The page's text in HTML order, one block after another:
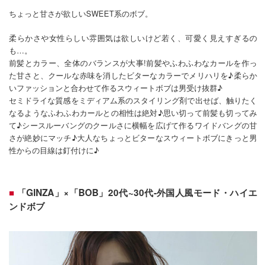
ちょっと甘さが欲しいSWEET系のボブ。
柔らかさや女性らしい雰囲気は欲しいけど若く、可愛く見えすぎるの
も…。
前髪とカラー、全体のバランスが大事!前髪やふわふわなカールを作っ
た甘さと、クールな赤味を消したビターなカラーでメリハリを♪柔らか
いファッションと合わせて作るスウィートボブは男受け抜群♪
セミドライな質感をミディアム系のスタイリング剤で出せば、触りたく
なるようなふわふわカールとの相性は絶対♪思い切って前髪も切ってみ
て♪シースルーバングのクールさに横幅を広げて作るワイドバングの甘
さが絶妙にマッチ♪大人なちょっとビターなスウィートボブにきっと男
性からの目線は釘付けに♪
「GINZA」×「BOB」20代~30代-外国人風モード・ハイエ
ンドボブ